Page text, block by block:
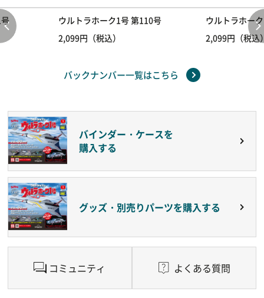
ウルトラホーク1号 第110号
2,099円（税込）
ウルトラホー
2,099円（税込
バックナンバー一覧はこちら
バインダー・ケースを
購入する
グッズ・別売りパーツを購入する
コミュニティ よくある質問